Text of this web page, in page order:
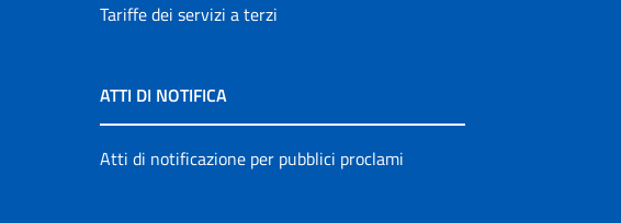
Tariffe dei servizi a terzi
ATTI DI NOTIFICA
Atti di notificazione per pubblici proclami